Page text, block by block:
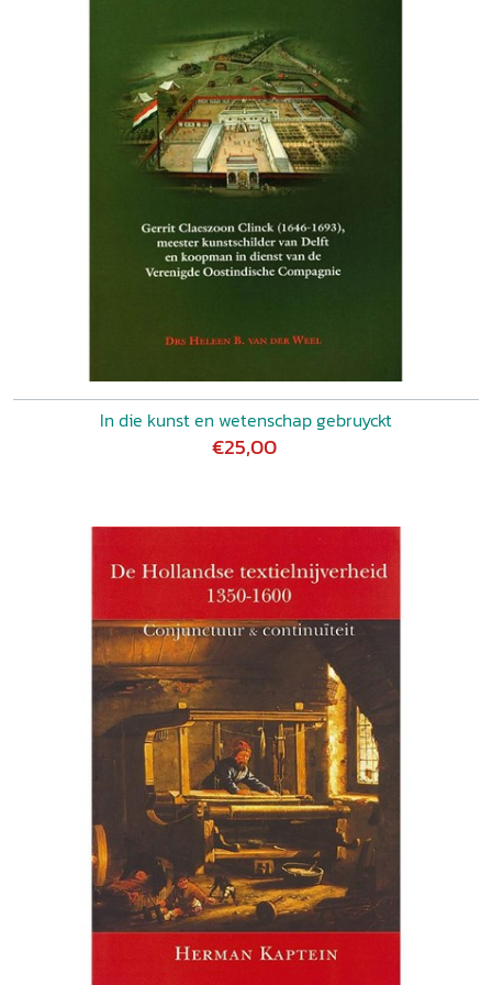
man stierf, zetten de vrouwen het bedrijf zelf voort. Om de
inkomsten te verhogen, werd de aanwezige warmte van de
oven in de bedrijfsopstal benut om hout, zeil en touw te
drogen. De familie Van Bodegem had tevens een teerstoof
voor het impregneren van touw en zeil. Adriaen Cornelisz.
Cater verkocht ook aardewerk van elders en glaswerk en
leverde grondstoffen aan plateelbakkers, de makers van
het bekende Delfts blauwe aardewerk. Zo verdienden de
meeste pottenbakkers een goed belegde boterham. In de
jaren '20 van de zeventiende eeuw verloor de kookpot
haar dubbelfunctie: men ging eten uit schotels en borden
niet-keramisch materiaal vormden geduchte concurrenten.
stadsbestuur trad de neergang na 1635 definitief in.
In die kunst en wetenschap gebruyckt
€25,00